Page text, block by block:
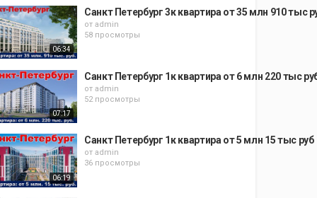
06:34
Санкт Петербург 3к квартира от 35 млн 910 тыс
от admin
58 просмотры
07:17
Санкт Петербург 1к квартира от 6 млн 220 тыс
от admin
52 просмотры
06:19
Санкт Петербург 1к квартира от 5 млн 15 тыс руб
от admin
36 просмотры